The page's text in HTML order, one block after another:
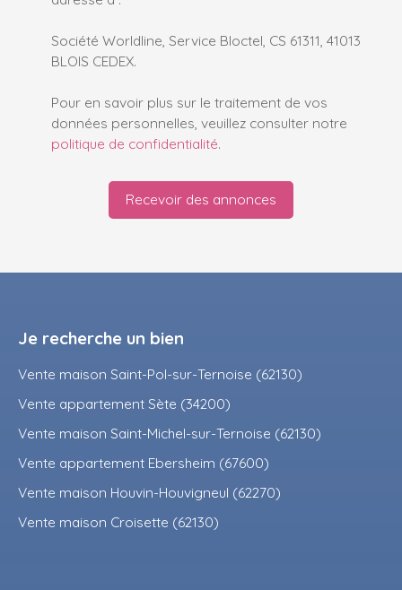
Société Worldline, Service Bloctel, CS 61311, 41013
BLOIS CEDEX.
Pour en savoir plus sur le traitement de vos
données personnelles, veuillez consulter notre
politique de confidentialité.
Recevoir des annonces
Je recherche un bien
Vente maison Saint-Pol-sur-Ternoise (62130)
Vente appartement Sète (34200)
Vente maison Saint-Michel-sur-Ternoise (62130)
Vente appartement Ebersheim (67600)
Vente maison Houvin-Houvigneul (62270)
Vente maison Croisette (62130)